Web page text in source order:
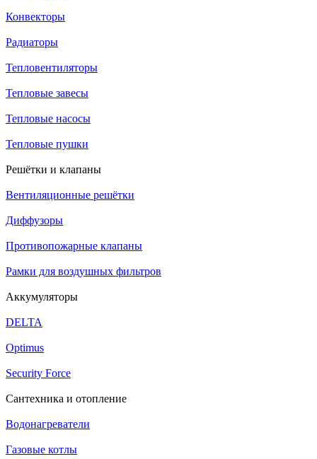
Конвекторы
Радиаторы
Тепловентиляторы
Тепловые завесы
Тепловые насосы
Тепловые пушки
Решётки и клапаны
Вентиляционные решётки
Диффузоры
Противопожарные клапаны
Рамки для воздушных фильтров
Аккумуляторы
DELTA
Optimus
Security Force
Сантехника и отопление
Водонагреватели
Газовые котлы